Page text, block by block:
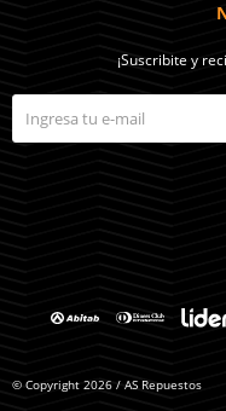
¡Suscribite y
© Copyright 2026 / AS Repuestos